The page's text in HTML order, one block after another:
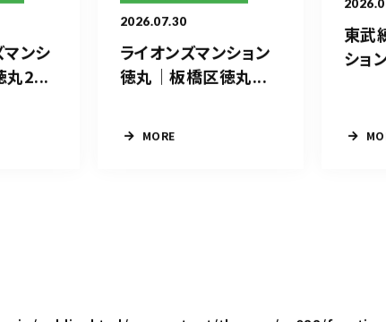
ンシ
丸2...
2026.07.30
ライオンズマンション
徳丸｜板橋区徳丸...
MORE
東武
ショ